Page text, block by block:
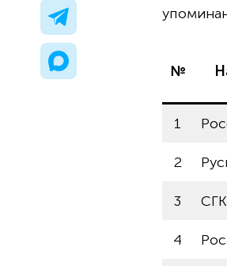
№
1
2
3 СГК
4